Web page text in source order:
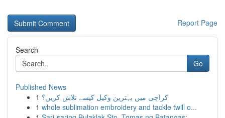
Report Page
Search
Go
Published News
1 کراچی میں بہترین وکیل کیسے تلاش کریں؟
1 whole sublimation embroidery and tackle twill o...